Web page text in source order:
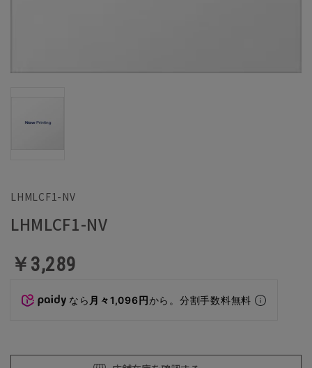
LHMLCF1-NV
LHMLCF1-NV
￥3,289
なら 月々1,096円から。分割手数料無料